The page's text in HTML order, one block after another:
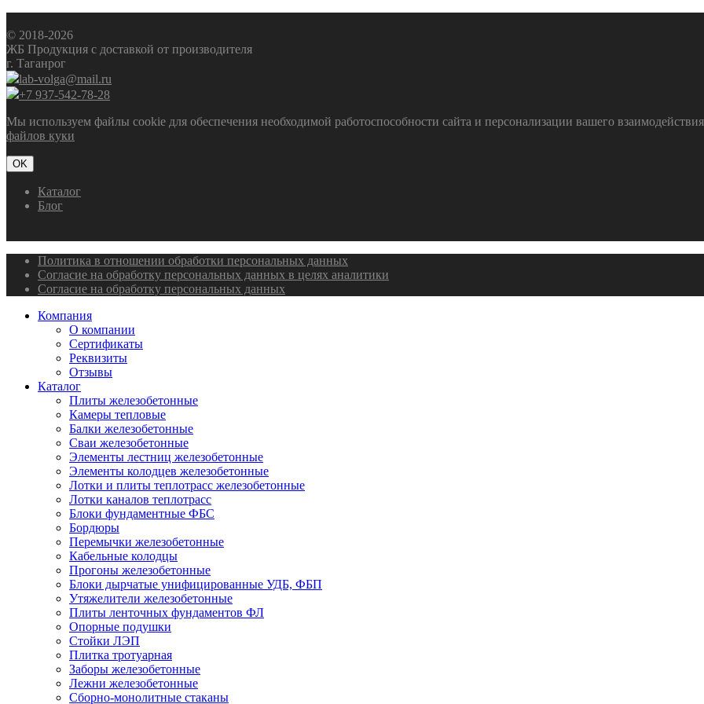
© 2018-2026
ЖБ Продукция с доставкой от производителя
г. Таганрог
lab-volga@mail.ru
+7 937-542-78-28
Мы используем файлы cookie для обеспечения необходимой работоспособности сайта и персонализации вашего
файлов куки
OK
Каталог
Блог
Политика в отношении обработки персональных данных
Согласие на обработку персональных данных в целях аналитики
Согласие на обработку персональных данных
Компания
О компании
Сертификаты
Реквизиты
Отзывы
Каталог
Плиты железобетонные
Камеры тепловые
Балки железобетонные
Сваи железобетонные
Элементы лестниц железобетонные
Элементы колодцев железобетонные
Лотки и плиты теплотрасс железобетонные
Лотки каналов теплотрасс
Блоки фундаментные ФБС
Бордюры
Перемычки железобетонные
Кабельные колодцы
Прогоны железобетонные
Блоки дырчатые унифицированные УДБ, ФБП
Утяжелители железобетонные
Плиты ленточных фундаментов ФЛ
Опорные подушки
Стойки ЛЭП
Плитка тротуарная
Заборы железобетонные
Лежни железобетонные
Сборно-монолитные стаканы